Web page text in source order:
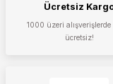
Ücretsiz
1000 üzeri alışverişlerde
ücretsiz!